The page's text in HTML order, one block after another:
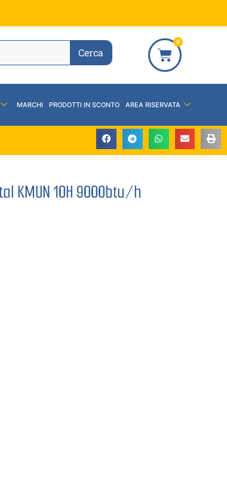
Cerca
0
MARCHI PRODOTTI IN SCONTO AREA RISERVATA
KMUN 10H 9000btu/h